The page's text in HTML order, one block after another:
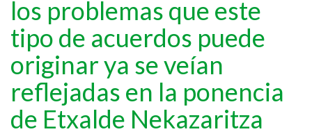
los problemas que este
tipo de acuerdos puede
originar ya se veían
reflejadas en la ponencia
de Etxalde Nekazaritza